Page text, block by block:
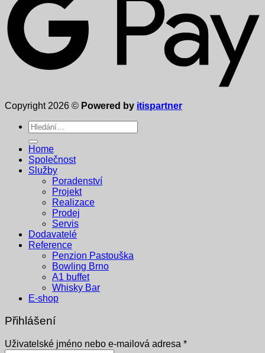
Copyright 2026 © Powered by itispartner
Hledat:
Home
Společnost
Služby
Poradenství
Projekt
Realizace
Prodej
Servis
Dodavatelé
Reference
Penzion Pastouška
Bowling Brno
A1 buffet
Whisky Bar
E-shop
Přihlášení
Uživatelské jméno nebo e-mailová adresa *Povinné